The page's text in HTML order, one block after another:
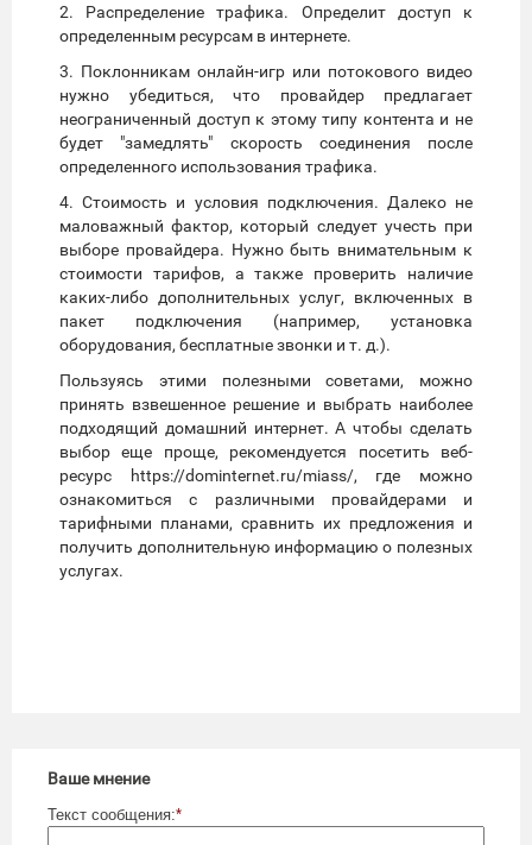
2. Распределение трафика. Определит доступ к
определенным ресурсам в интернете.
3. Поклонникам онлайн-игр или потокового видео
нужно убедиться, что провайдер предлагает
неограниченный доступ к этому типу контента и не
будет "замедлять" скорость соединения после
определенного использования трафика.
4. Стоимость и условия подключения. Далеко не
маловажный фактор, который следует учесть при
выборе провайдера. Нужно быть внимательным к
стоимости тарифов, а также проверить наличие
каких-либо дополнительных услуг, включенных в
пакет подключения (например, установка
оборудования, бесплатные звонки и т. д.).
Пользуясь этими полезными советами, можно
принять взвешенное решение и выбрать наиболее
подходящий домашний интернет. А чтобы сделать
выбор еще проще, рекомендуется посетить веб-
ресурс https://dominternet.ru/miass/, где можно
ознакомиться с различными провайдерами и
тарифными планами, сравнить их предложения и
получить дополнительную информацию о полезных
услугах.
Ваше мнение
Текст сообщения:*